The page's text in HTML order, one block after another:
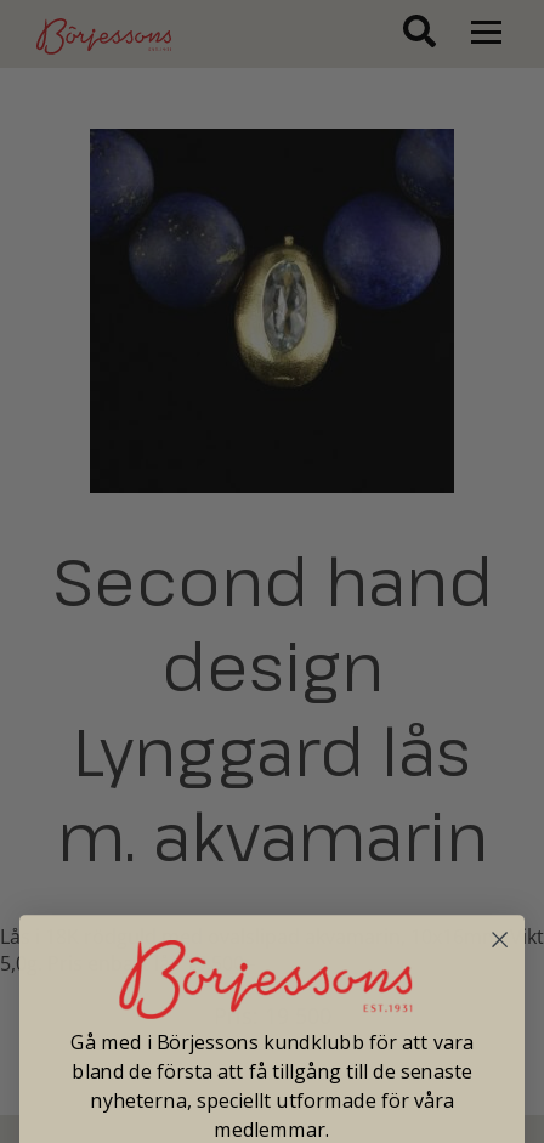
Second hand
design
Lynggard lås
m. akvamarin
Lås i 18K rödguld med ovalslipad akvamarin, 10x16mm. Vikt
5,0g. Pris enbart lås 19.500:-
Pris: 19 500
Gå med i Börjessons kundklubb för att vara
bland de första att få tillgång till de senaste
nyheterna, speciellt utformade för våra
medlemmar.